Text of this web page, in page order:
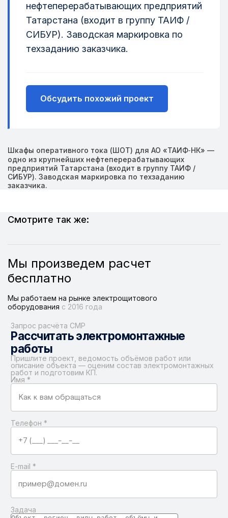
нефтеперерабатывающих предприятий
Татарстана (входит в группу ТАИФ /
СИБУР). Заводская маркировка по
техзаданию заказчика.
Обсудить похожий проект
Шкафы оперативного тока (ШОТ) для АО «ТАИФ‑НК» —
одно из крупнейших нефтеперерабатывающих
предприятий Татарстана (входит в группу ТАИФ /
СИБУР). Заводская маркировка по техзаданию
заказчика.
Смотрите так же:
Мы произведем расчет
бесплатно
Мы работаем на рынке электрощитового
оборудования с 2016 года
Запрос расчёта СМР
Рассчитать электромонтажные
работы
Пришлите проект, ведомость объёмов работ или
описание объекта — оценим состав электромонтажных
работ и подготовим КП.
Имя *
Телефон *
E-mail *
Задача